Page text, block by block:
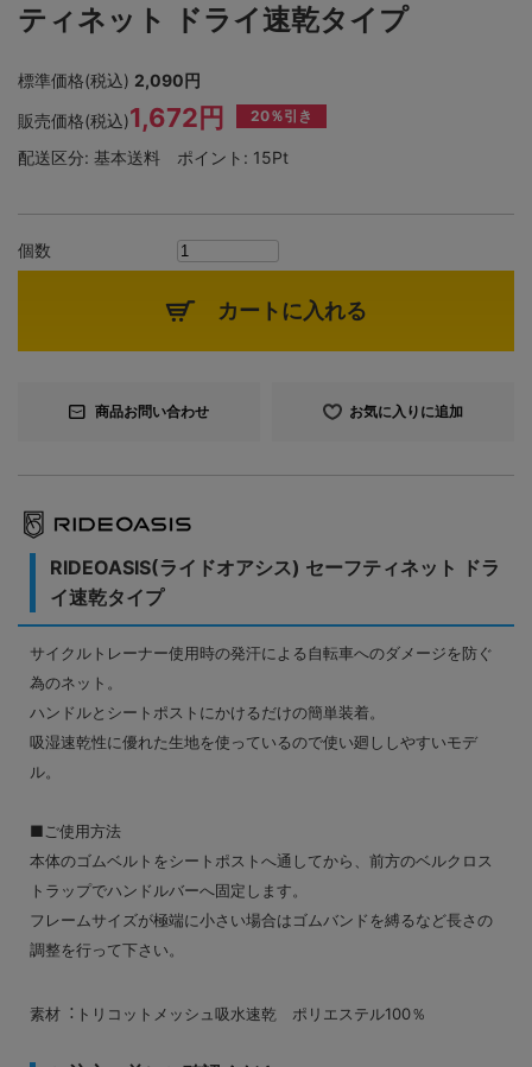
ティネット ドライ速乾タイプ
標準価格(税込) 2,090円
販売価格(税込)1,672円 20％引き
配送区分: 基本送料 ポイント: 15Pt
個数
カートに入れる
商品お問い合わせ お気に入りに追加
RIDEOASIS(ライドオアシス) セーフティネット ドラ
イ速乾タイプ
サイクルトレーナー使用時の発汗による自転車へのダメージを防ぐ
為のネット。
ハンドルとシートポストにかけるだけの簡単装着。
吸湿速乾性に優れた生地を使っているので使い廻ししやすいモデ
ル。
■ご使用方法
本体のゴムベルトをシートポストへ通してから、前方のベルクロス
トラップでハンドルバーへ固定します。
フレームサイズが極端に小さい場合はゴムバンドを縛るなど長さの
調整を行って下さい。
素材︓トリコットメッシュ吸水速乾 ポリエステル100％